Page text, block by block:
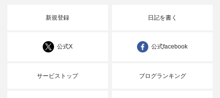
新規登録 日記を書く
公式X 公式facebook
サービストップ ブログランキング